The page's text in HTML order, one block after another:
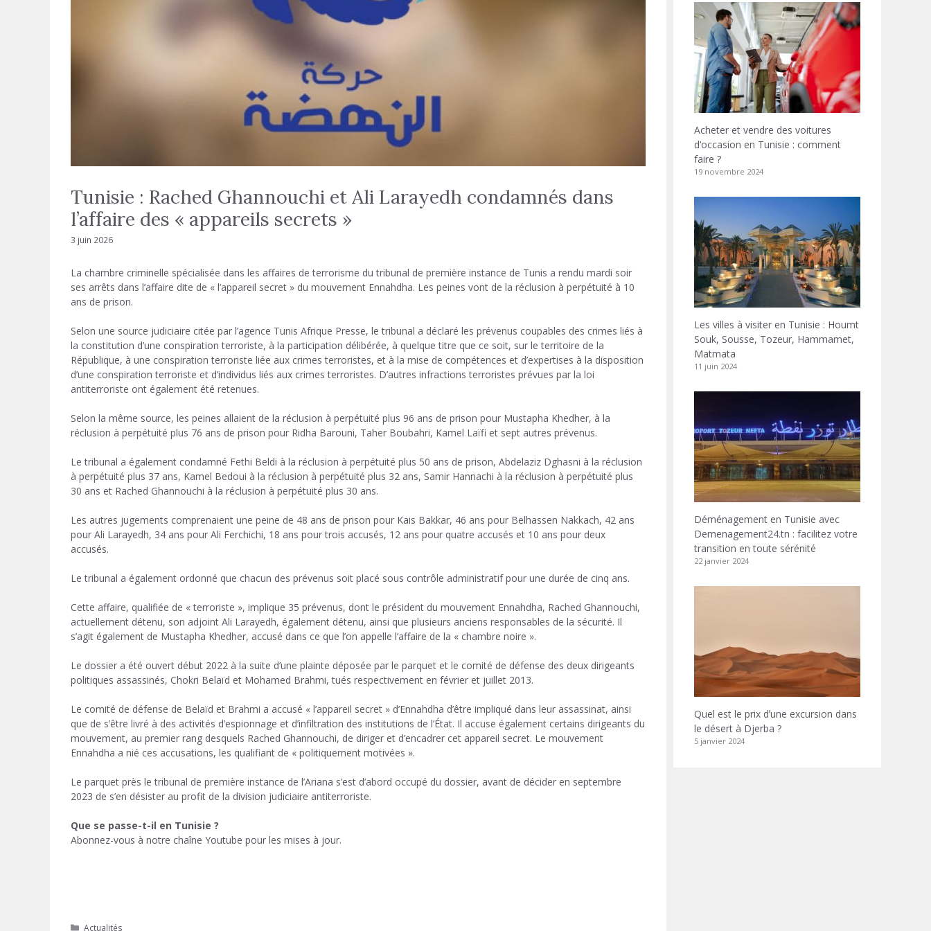
Tunisie : Rached Ghannouchi et Ali Larayedh condamnés dans
l’affaire des « appareils secrets »
3 juin 2026
La chambre criminelle spécialisée dans les affaires de terrorisme du tribunal de première instance de Tunis a rendu mardi soir
ses arrêts dans l’affaire dite de « l’appareil secret » du mouvement Ennahdha. Les peines vont de la réclusion à perpétuité à 10
ans de prison.
Selon une source judiciaire citée par l’agence Tunis Afrique Presse, le tribunal a déclaré les prévenus coupables des crimes liés à
la constitution d’une conspiration terroriste, à la participation délibérée, à quelque titre que ce soit, sur le territoire de la
République, à une conspiration terroriste liée aux crimes terroristes, et à la mise de compétences et d’expertises à la disposition
d’une conspiration terroriste et d’individus liés aux crimes terroristes. D’autres infractions terroristes prévues par la loi
antiterroriste ont également été retenues.
Selon la même source, les peines allaient de la réclusion à perpétuité plus 96 ans de prison pour Mustapha Khedher, à la
réclusion à perpétuité plus 76 ans de prison pour Ridha Barouni, Taher Boubahri, Kamel Laïfi et sept autres prévenus.
Le tribunal a également condamné Fethi Beldi à la réclusion à perpétuité plus 50 ans de prison, Abdelaziz Dghasni à la réclusion
à perpétuité plus 37 ans, Kamel Bedoui à la réclusion à perpétuité plus 32 ans, Samir Hannachi à la réclusion à perpétuité plus
30 ans et Rached Ghannouchi à la réclusion à perpétuité plus 30 ans.
Les autres jugements comprenaient une peine de 48 ans de prison pour Kais Bakkar, 46 ans pour Belhassen Nakkach, 42 ans
pour Ali Larayedh, 34 ans pour Ali Ferchichi, 18 ans pour trois accusés, 12 ans pour quatre accusés et 10 ans pour deux
accusés.
Le tribunal a également ordonné que chacun des prévenus soit placé sous contrôle administratif pour une durée de cinq ans.
Cette affaire, qualifiée de « terroriste », implique 35 prévenus, dont le président du mouvement Ennahdha, Rached Ghannouchi,
actuellement détenu, son adjoint Ali Larayedh, également détenu, ainsi que plusieurs anciens responsables de la sécurité. Il
s’agit également de Mustapha Khedher, accusé dans ce que l’on appelle l’affaire de la « chambre noire ».
Le dossier a été ouvert début 2022 à la suite d’une plainte déposée par le parquet et le comité de défense des deux dirigeants
politiques assassinés, Chokri Belaïd et Mohamed Brahmi, tués respectivement en février et juillet 2013.
Le comité de défense de Belaïd et Brahmi a accusé « l’appareil secret » d’Ennahdha d’être impliqué dans leur assassinat, ainsi
que de s’être livré à des activités d’espionnage et d’infiltration des institutions de l’État. Il accuse également certains dirigeants du
mouvement, au premier rang desquels Rached Ghannouchi, de diriger et d’encadrer cet appareil secret. Le mouvement
Ennahdha a nié ces accusations, les qualifiant de « politiquement motivées ».
Le parquet près le tribunal de première instance de l’Ariana s’est d’abord occupé du dossier, avant de décider en septembre
2023 de s’en désister au profit de la division judiciaire antiterroriste.
Que se passe-t-il en Tunisie ?
Abonnez-vous à notre chaîne Youtube pour les mises à jour.
Catégories
Actualités
Acheter et vendre des voitures
d’occasion en Tunisie : comment
faire ?
19 novembre 2024
Les villes à visiter en Tunisie : Houmt
Souk, Sousse, Tozeur, Hammamet,
Matmata
11 juin 2024
Déménagement en Tunisie avec
Demenagement24.tn : facilitez votre
transition en toute sérénité
22 janvier 2024
Quel est le prix dʼune excursion dans
le désert à Djerba ?
5 janvier 2024